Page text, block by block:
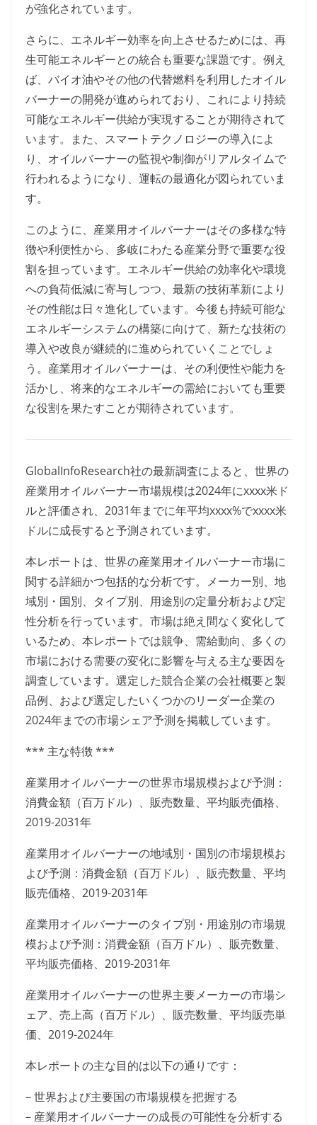
が強化されています。
さらに、エネルギー効率を向上させるためには、再
生可能エネルギーとの統合も重要な課題です。例え
ば、バイオ油やその他の代替燃料を利用したオイル
バーナーの開発が進められており、これにより持続
可能なエネルギー供給が実現することが期待されて
います。また、スマートテクノロジーの導入によ
り、オイルバーナーの監視や制御がリアルタイムで
行われるようになり、運転の最適化が図られていま
す。
このように、産業用オイルバーナーはその多様な特
徴や利便性から、多岐にわたる産業分野で重要な役
割を担っています。エネルギー供給の効率化や環境
への負荷低減に寄与しつつ、最新の技術革新により
その性能は日々進化しています。今後も持続可能な
エネルギーシステムの構築に向けて、新たな技術の
導入や改良が継続的に進められていくことでしょ
う。産業用オイルバーナーは、その利便性や能力を
活かし、将来的なエネルギーの需給においても重要
な役割を果たすことが期待されています。
GlobalInfoResearch社の最新調査によると、世界の
産業用オイルバーナー市場規模は2024年にxxxx米ド
ルと評価され、2031年までに年平均xxxx%でxxxx米
ドルに成長すると予測されています。
本レポートは、世界の産業用オイルバーナー市場に
関する詳細かつ包括的な分析です。メーカー別、地
域別・国別、タイプ別、用途別の定量分析および定
性分析を行っています。市場は絶え間なく変化して
いるため、本レポートでは競争、需給動向、多くの
市場における需要の変化に影響を与える主な要因を
調査しています。選定した競合企業の会社概要と製
品例、および選定したいくつかのリーダー企業の
2024年までの市場シェア予測を掲載しています。
*** 主な特徴 ***
産業用オイルバーナーの世界市場規模および予測：
消費金額（百万ドル）、販売数量、平均販売価格、
2019-2031年
産業用オイルバーナーの地域別・国別の市場規模お
よび予測：消費金額（百万ドル）、販売数量、平均
販売価格、2019-2031年
産業用オイルバーナーのタイプ別・用途別の市場規
模および予測：消費金額（百万ドル）、販売数量、
平均販売価格、2019-2031年
産業用オイルバーナーの世界主要メーカーの市場シ
ェア、売上高（百万ドル）、販売数量、平均販売単
価、2019-2024年
本レポートの主な目的は以下の通りです：
– 世界および主要国の市場規模を把握する
– 産業用オイルバーナーの成長の可能性を分析する